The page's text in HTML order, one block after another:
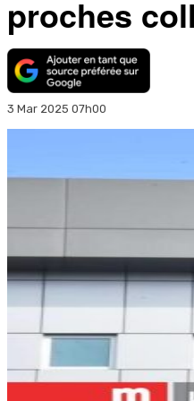
proches
3 Mar 2025 07h00